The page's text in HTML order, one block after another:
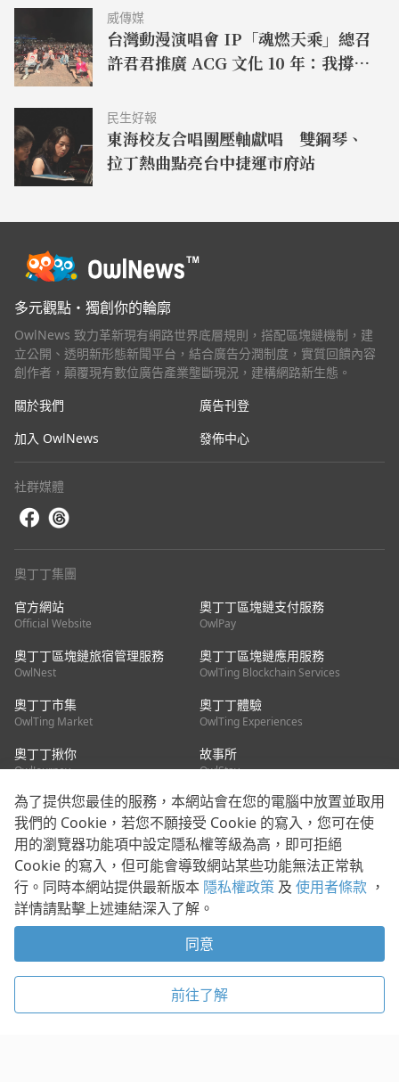
威傳媒
台灣動漫演唱會 IP「魂燃天乘」總召
許君君推廣 ACG 文化 10 年：我撐過
民生好報
東海校友合唱團壓軸獻唱 雙鋼琴、
拉丁熱曲點亮台中捷運市府站
多元觀點・獨創你的輪廓
OwlNews 致力革新現有網路世界底層規則，搭配區塊鏈機制，建
立公開、透明新形態新聞平台，結合廣告分潤制度，實質回饋內容
創作者，顛覆現有數位廣告產業壟斷現況，建構網路新生態。
關於我們
廣告刊登
加入 OwlNews
發佈中心
社群媒體
奧丁丁集團
官方網站
Official Website
奧丁丁區塊鏈支付服務
OwlPay
奧丁丁區塊鏈旅宿管理服務
OwlNest
奧丁丁區塊鏈應用服務
OwlTing Blockchain Services
奧丁丁市集
OwlTing Market
奧丁丁體驗
OwlTing Experiences
奧丁丁揪你
OwlJourney
故事所
OwlStay
聯絡我們
客服信箱：mediapartner@owlting.com
服務信箱 / 廣告洽詢：info_owlnews@owlting.com
媒體合作 / 新聞稿提供：mediapartner@owlting.com
使用者條款 隱私權政策 Cookie 政策
為了提供您最佳的服務，本網站會在您的電腦中放置並取用
我們的 Cookie，若您不願接受 Cookie 的寫入，您可在使
用的瀏覽器功能項中設定隱私權等級為高，即可拒絕
Cookie 的寫入，但可能會導致網站某些功能無法正常執
行。同時本網站提供最新版本 隱私權政策 及 使用者條款 ，
詳情請點擊上述連結深入了解。
同意
前往了解